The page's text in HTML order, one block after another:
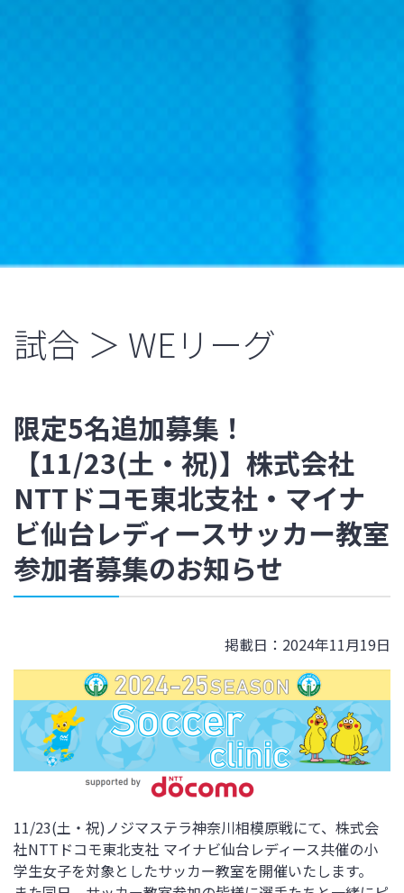
試合 ＞ WEリーグ
限定5名追加募集！
【11/23(土・祝)】株式会社
NTTドコモ東北支社・マイナ
ビ仙台レディースサッカー教室
参加者募集のお知らせ
掲載日：2024年11月19日
11/23(土・祝)ノジマステラ神奈川相模原戦にて、株式会
社NTTドコモ東北支社 マイナビ仙台レディース共催の小
学生女子を対象としたサッカー教室を開催いたします。